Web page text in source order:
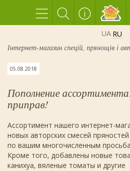
UA RU
Інтернет-магазин спецій, прянощів і
05.08.2018
Пополнение
приправ!
Ассортимент нашего интернет-
новых авторских смесей
по вашим многочисленным
Кроме того, добавлены новые
канихуа, вяленые томаты и другие